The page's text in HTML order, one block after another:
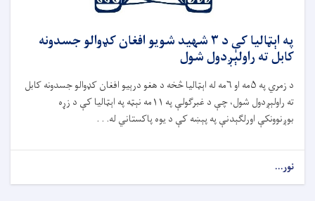
په اېټالیا کې د ۳ شهید شویو افغان کډوالو جسدونه
کابل ته راولېږدول شول
د زمري په ۵مه او ۶مه له اېټالیا څخه د هغو درېیو افغان کډوالو جسدونه کابل
ته راولېږدول شول، چې د غبرګولې په ۱۱مه نېټه په اېټالیا کې د زړه
بوږنوونکې اورلګېدنې په پېښه کې د یوه پاکستاني له. . .
نور...